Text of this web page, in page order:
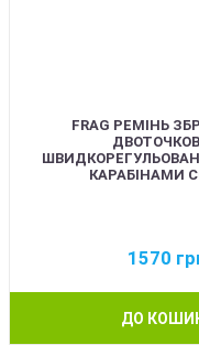
FRAG РЕМІНЬ
КАРАБІНАМИ
1570
ДО